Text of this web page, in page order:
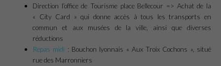
Direction l’office de Tourisme place Bellecour => Achat de la
« City Card » qui donne accès à tous les transports en
commun et aux musées de la ville, ainsi que diverses
réductions
Repas midi : Bouchon lyonnais « Aux Troix Cochons », situé
rue des Marronniers